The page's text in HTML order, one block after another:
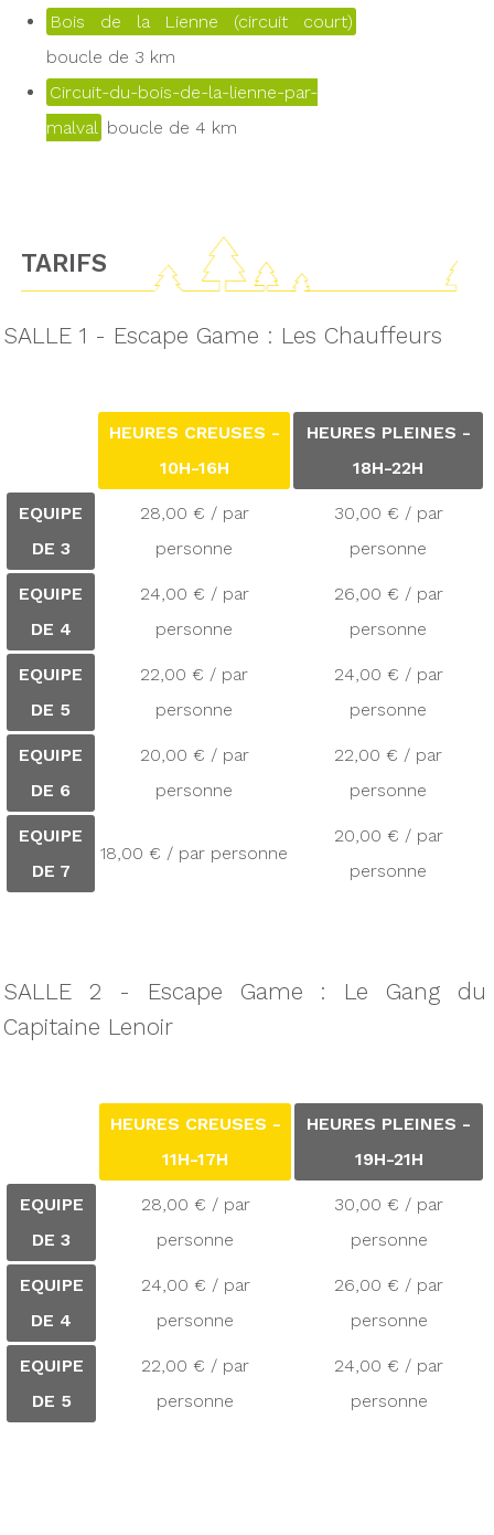
Bois de la Lienne (circuit court)
boucle de 3 km
Circuit-du-bois-de-la-lienne-par-
malval boucle de 4 km
TARIFS
SALLE 1 - Escape Game : Les Chauffeurs
HEURES CREUSES -
10H-16H
HEURES PLEINES -
18H-22H
EQUIPE
DE 3
28,00 € / par
personne
30,00 € / par
personne
EQUIPE
DE 4
24,00 € / par
personne
26,00 € / par
personne
EQUIPE
DE 5
22,00 € / par
personne
24,00 € / par
personne
EQUIPE
DE 6
20,00 € / par
personne
22,00 € / par
personne
EQUIPE
DE 7
18,00 € / par personne
20,00 € / par
personne
SALLE 2 - Escape Game : Le Gang du
Capitaine Lenoir
HEURES CREUSES -
11H-17H
HEURES PLEINES -
19H-21H
EQUIPE
DE 3
28,00 € / par
personne
30,00 € / par
personne
EQUIPE
DE 4
24,00 € / par
personne
26,00 € / par
personne
EQUIPE
DE 5
22,00 € / par
personne
24,00 € / par
personne